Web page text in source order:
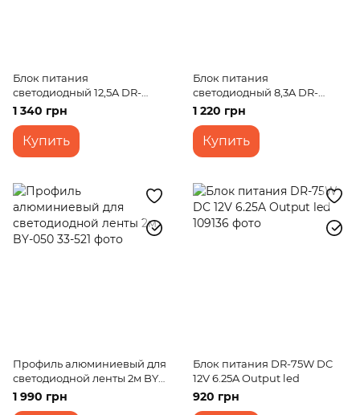
Блок питания
светодиодный 12,5A DR-
300W IP20 AC 170-264V DC
24V 12,5A
1 340 грн
Купить
Блок питания
светодиодный 8,3A DR-
200W IP20 AC 170-264V DC
24V 8,3A
1 220 грн
Купить
Профиль алюминиевый для
светодиодной ленты 2м BY-
050
1 990 грн
Блок питания DR-75W DC
12V 6.25A Output led
920 грн